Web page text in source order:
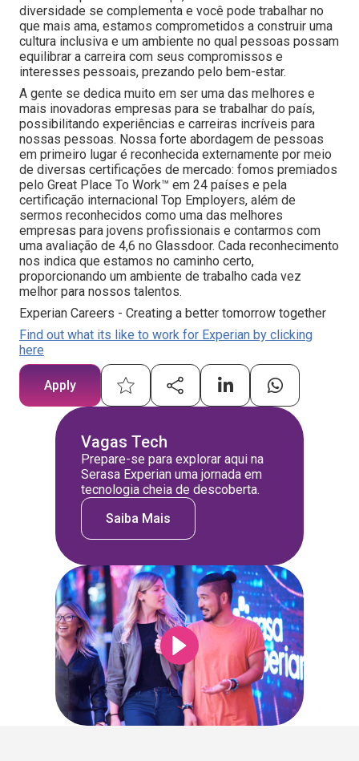
diversidade se complementa e você pode trabalhar no
que mais ama, estamos comprometidos a construir uma
cultura inclusiva e um ambiente no qual pessoas possam
equilibrar a carreira com seus compromissos e
interesses pessoais, prezando pelo bem-estar.
A gente se dedica muito em ser uma das melhores e
mais inovadoras empresas para se trabalhar do país,
possibilitando experiências e carreiras incríveis para
nossas pessoas. Nossa forte abordagem de pessoas
em primeiro lugar é reconhecida externamente por meio
de diversas certificações de mercado: fomos premiados
pelo Great Place To Work™ em 24 países e pela
certificação internacional Top Employers, além de
sermos reconhecidos como uma das melhores
empresas para jovens profissionais e contarmos com
uma avaliação de 4,6 no Glassdoor. Cada reconhecimento
nos indica que estamos no caminho certo,
proporcionando um ambiente de trabalho cada vez
melhor para nossos talentos.
Experian Careers - Creating a better tomorrow together
Find out what its like to work for Experian by clicking
here
Apply
Vagas Tech
Prepare-se para explorar aqui na
Serasa Experian uma jornada em
tecnologia cheia de descoberta.
Saiba Mais